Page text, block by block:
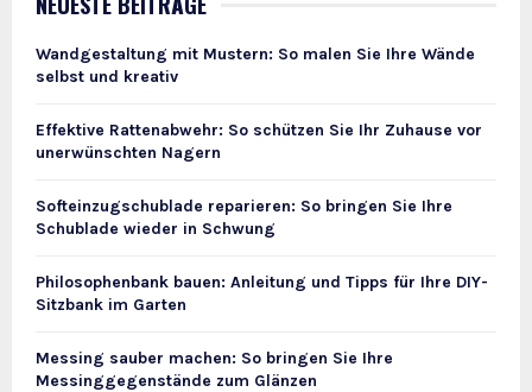
Wandgestaltung mit Mustern: So malen Sie Ihre Wände
selbst und kreativ
Effektive Rattenabwehr: So schützen Sie Ihr Zuhause vor
unerwünschten Nagern
Softeinzugschublade reparieren: So bringen Sie Ihre
Schublade wieder in Schwung
Philosophenbank bauen: Anleitung und Tipps für Ihre DIY-
Sitzbank im Garten
Messing sauber machen: So bringen Sie Ihre
Messinggegenstände zum Glänzen